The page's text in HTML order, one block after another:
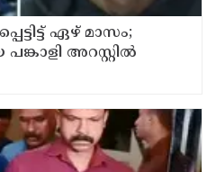
ഏഴ് മാസം;
അറസ്റ്റില്‍